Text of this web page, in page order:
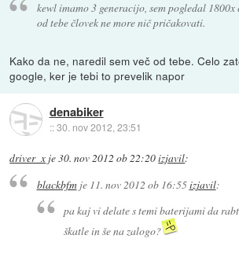
kewl imamo 3 generacijo, sem pogledal 1800x
od tebe človek ne more nič pričakovati.
Kako da ne, naredil sem več od tebe. Celo
google, ker je tebi to prevelik napor
denabiker
::30. nov 2012, 23:51
driver_x je30. nov 2012 ob 22:20izjavil:
blackbfmje 11. nov 2012 ob 16:55izjavil:
pa kaj vi delate s temi baterijami da
škatle in še na zalogo?